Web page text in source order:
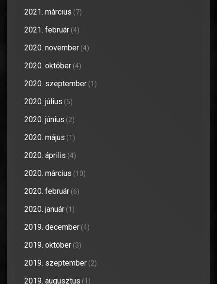
2021. március (7)
2021. február (4)
2020. november (4)
2020. október (4)
2020. szeptember (1)
2020. július (5)
2020. június (2)
2020. május (1)
2020. április (4)
2020. március (10)
2020. február (6)
2020. január (1)
2019. december (4)
2019. október (3)
2019. szeptember (2)
2019. augusztus (1)